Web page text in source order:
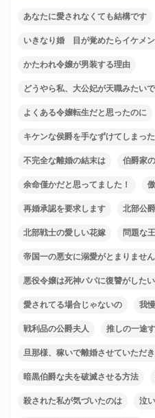
あなたに愛されなくても結構です
いきなり婚 目が覚めたらイケメ
かたわれ令嬢が男装する理由
どうやら私、大公妃が天職みたい
よくある令嬢転生だと思ったのに
キケンな侯爵を手なずけてしまった
不完全な離婚の結末は 伯爵家
余命僅かだと思ってました！
再婚承認を要求します 北部公
北部戦士の愛しい花嫁 問題な
帝国一の悪女に溺愛がとまりません
悪役令嬢は死神パパに復讐がしたい
愛されてる場合じゃないの 我
戦利品の公爵夫人 推しの一途
旦那様、稼いで離婚させていただき
暗黒伯爵な夫を破滅させる方法
殺された私が気づいたのは 泣